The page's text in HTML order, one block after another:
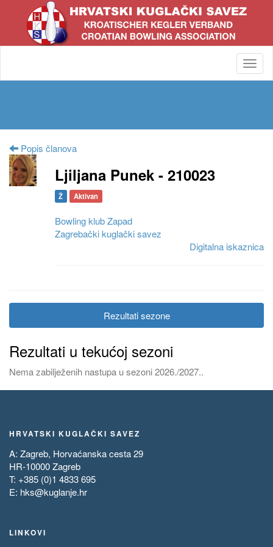
Popis članova
Ljiljana Punek - 210023
Ž Aktivan
Bowling klub Zapad
Zagrebački kuglački savez
Digitalna iskaznica
Rezultati sezone
Rezultati u tekućoj sezoni
Nema zabilježenih nastupa u sezoni 2026./2027..
HRVATSKI KUGLAČKI SAVEZ
A: Zagreb, Horvaćanska cesta 29
HR-10000 Zagreb
T: +385 (0)1 4833 695
E: hks@kuglanje.hr
LINKOVI